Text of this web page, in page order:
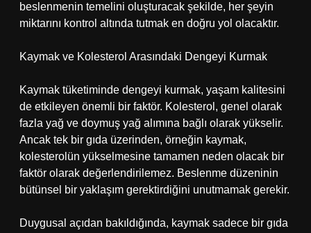
beslenmenin temelini oluşturacak şekilde, her şeyin
miktarını kontrol altında tutmak en doğru yol olacaktır.
Kaymak ve Kolesterol Arasındaki Dengeyi Kurmak
Kaymak tüketiminde dengeyi kurmak, yaşam kalitesini
de etkileyen önemli bir faktör. Kolesterol, genel olarak
fazla yağ ve doymuş yağ alımına bağlı olarak yükselir.
Ancak tek bir gıda üzerinden, örneğin kaymak,
kolesterolün yükselmesine tamamen neden olacak bir
faktör olarak değerlendirilemez. Beslenme düzeninin
bütünsel bir yaklaşım gerektirdiğini unutmamak gerekir.
Duygusal açıdan bakıldığında, kaymak sadece bir gıda